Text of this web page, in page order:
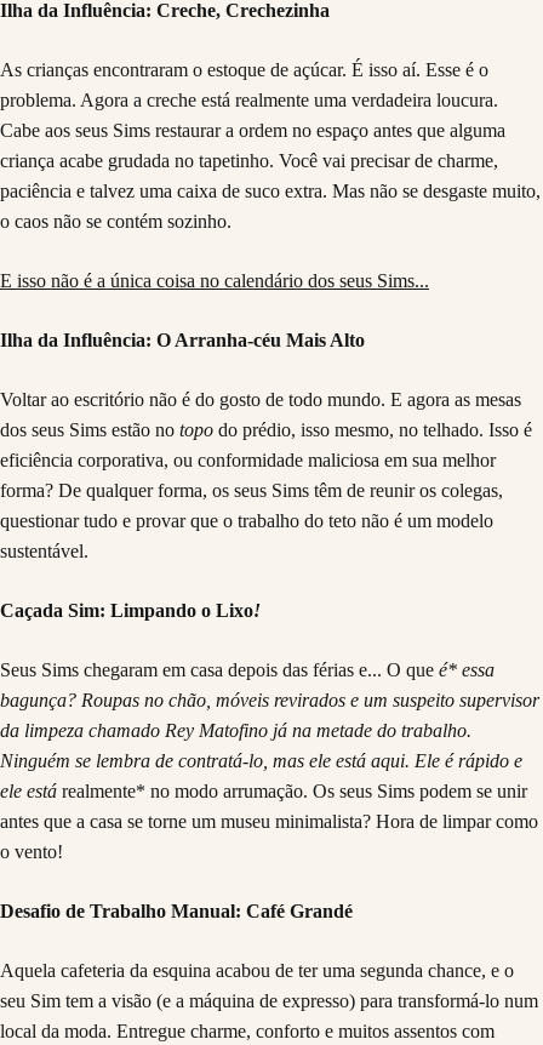
Ilha da Influência: Creche, Crechezinha
As crianças encontraram o estoque de açúcar. É isso aí. Esse é o
problema. Agora a creche está realmente uma verdadeira loucura.
Cabe aos seus Sims restaurar a ordem no espaço antes que alguma
criança acabe grudada no tapetinho. Você vai precisar de charme,
paciência e talvez uma caixa de suco extra. Mas não se desgaste muito,
o caos não se contém sozinho.
E isso não é a única coisa no calendário dos seus Sims...
Ilha da Influência: O Arranha-céu Mais Alto
Voltar ao escritório não é do gosto de todo mundo. E agora as mesas
dos seus Sims estão no topo do prédio, isso mesmo, no telhado. Isso é
eficiência corporativa, ou conformidade maliciosa em sua melhor
forma? De qualquer forma, os seus Sims têm de reunir os colegas,
questionar tudo e provar que o trabalho do teto não é um modelo
sustentável.
Caçada Sim: Limpando o Lixo!
Seus Sims chegaram em casa depois das férias e... O que é* essa
bagunça? Roupas no chão, móveis revirados e um suspeito supervisor
da limpeza chamado Rey Matofino já na metade do trabalho.
Ninguém se lembra de contratá-lo, mas ele está aqui. Ele é rápido e
ele está realmente* no modo arrumação. Os seus Sims podem se unir
antes que a casa se torne um museu minimalista? Hora de limpar como
o vento!
Desafio de Trabalho Manual: Café Grandé
Aquela cafeteria da esquina acabou de ter uma segunda chance, e o
seu Sim tem a visão (e a máquina de expresso) para transformá-lo num
local da moda. Entregue charme, conforto e muitos assentos com